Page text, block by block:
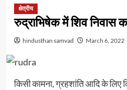
क्षेत्रीय
रुद्राभिषेक में शिव निवास
hindusthan samvad March 6, 2022
किसी कामना, ग्रहशांति आदि के लिए